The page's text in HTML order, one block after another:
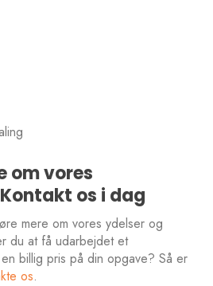
om vores
os i dag
mere om vores ydelser og
du at få udarbejdet et
billig pris på din opgave? Så er
os.